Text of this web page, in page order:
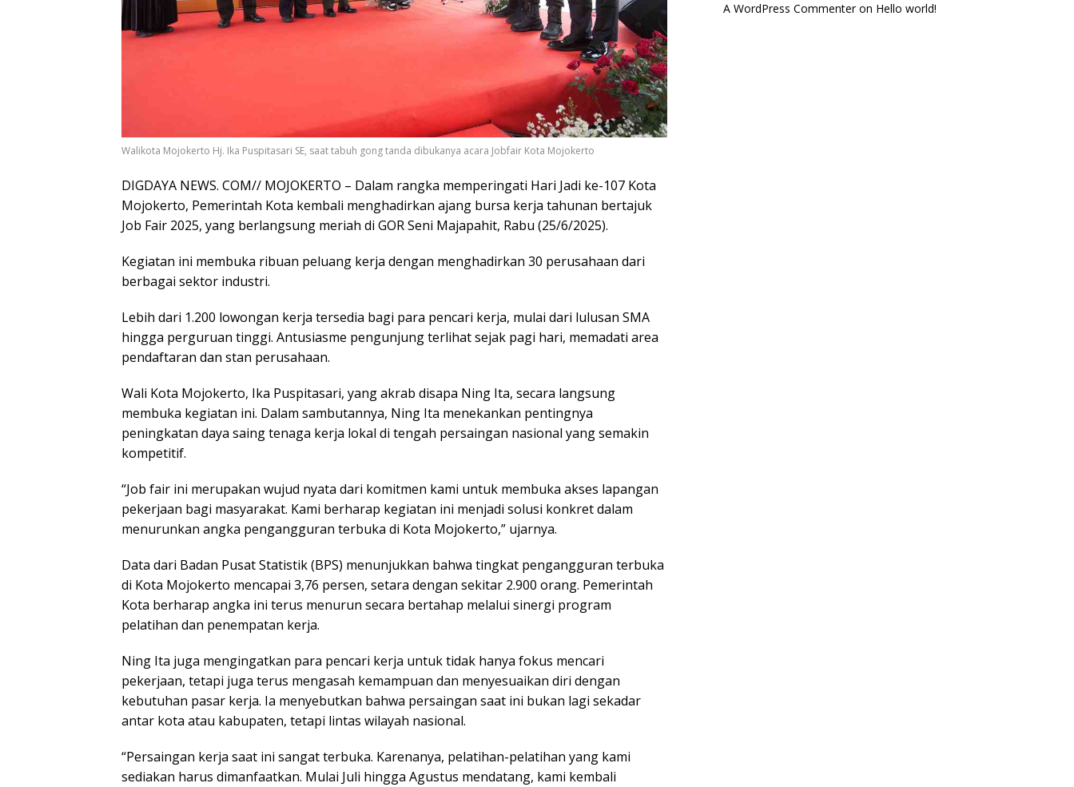
Walikota Mojokerto Hj. Ika Puspitasari SE, saat tabuh gong tanda dibukanya acara Jobfair Kota Mojokerto
DIGDAYA NEWS. COM// MOJOKERTO – Dalam rangka memperingati Hari Jadi ke-107 Kota
Mojokerto, Pemerintah Kota kembali menghadirkan ajang bursa kerja tahunan bertajuk
Job Fair 2025, yang berlangsung meriah di GOR Seni Majapahit, Rabu (25/6/2025).
Kegiatan ini membuka ribuan peluang kerja dengan menghadirkan 30 perusahaan dari
berbagai sektor industri.
Lebih dari 1.200 lowongan kerja tersedia bagi para pencari kerja, mulai dari lulusan SMA
hingga perguruan tinggi. Antusiasme pengunjung terlihat sejak pagi hari, memadati area
pendaftaran dan stan perusahaan.
Wali Kota Mojokerto, Ika Puspitasari, yang akrab disapa Ning Ita, secara langsung
membuka kegiatan ini. Dalam sambutannya, Ning Ita menekankan pentingnya
peningkatan daya saing tenaga kerja lokal di tengah persaingan nasional yang semakin
kompetitif.
“Job fair ini merupakan wujud nyata dari komitmen kami untuk membuka akses lapangan
pekerjaan bagi masyarakat. Kami berharap kegiatan ini menjadi solusi konkret dalam
menurunkan angka pengangguran terbuka di Kota Mojokerto,” ujarnya.
Data dari Badan Pusat Statistik (BPS) menunjukkan bahwa tingkat pengangguran terbuka
di Kota Mojokerto mencapai 3,76 persen, setara dengan sekitar 2.900 orang. Pemerintah
Kota berharap angka ini terus menurun secara bertahap melalui sinergi program
pelatihan dan penempatan kerja.
Ning Ita juga mengingatkan para pencari kerja untuk tidak hanya fokus mencari
pekerjaan, tetapi juga terus mengasah kemampuan dan menyesuaikan diri dengan
kebutuhan pasar kerja. Ia menyebutkan bahwa persaingan saat ini bukan lagi sekadar
antar kota atau kabupaten, tetapi lintas wilayah nasional.
“Persaingan kerja saat ini sangat terbuka. Karenanya, pelatihan-pelatihan yang kami
sediakan harus dimanfaatkan. Mulai Juli hingga Agustus mendatang, kami kembali
A WordPress Commenteron Hello world!